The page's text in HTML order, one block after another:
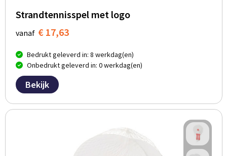
Strandtennisspel met logo
vanaf € 17,63
Bedrukt geleverd in: 8 werkdag(en)
Onbedrukt geleverd in: 0 werkdag(en)
Bekijk